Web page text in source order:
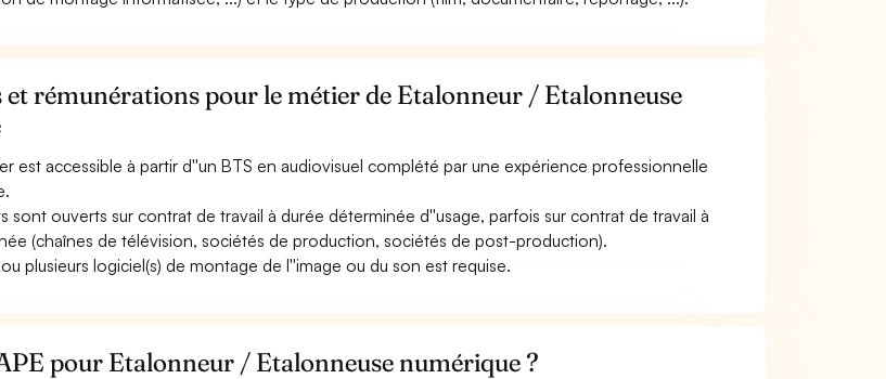
rémunérations pour le métier de Etalonneur / Etalonneuse
est accessible à partir d''un BTS en audiovisuel complété par une expérience professionnelle
sont ouverts sur contrat de travail à durée déterminée d''usage, parfois sur contrat de travail à
(chaînes de télévision, sociétés de production, sociétés de post-production).
plusieurs logiciel(s) de montage de l''image ou du son est requise.
pour Etalonneur / Etalonneuse numérique ?